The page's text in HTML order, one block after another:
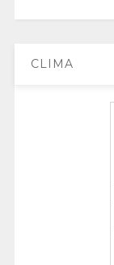
CLIMA